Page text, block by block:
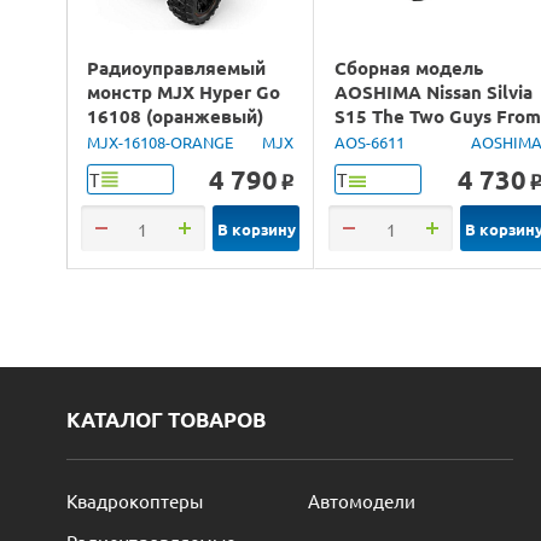
Радиоуправляемый
монстр MJX Hyper Go
16108 (оранжевый)
4WD 2.4G LED 1/16
RTR
MJX-16108-ORANGE MJX
Т 4 790 o
В корзину
Сборная модель
AOSHIMA Nissan Silvia
S15 The Two Guys From
Tokyo, 1/24
AOS-6611 AOSHIMA
Т 4 730 o
В
КАТАЛОГ ТОВАРОВ
Квадрокоптеры
Автомодели